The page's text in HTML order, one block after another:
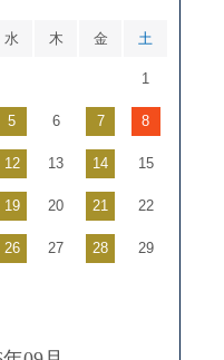
水 木 金 土
1
5 6 7 8
12 13 14 15
19 20 21 22
26 27 28 29